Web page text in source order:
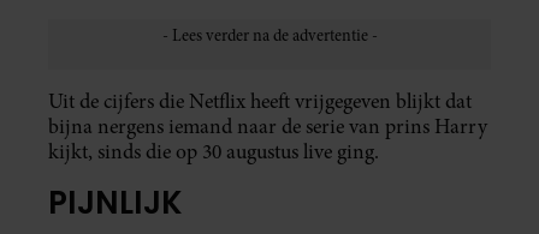
Uit de cijfers die Netflix heeft vrijgegeven blijkt dat
bijna nergens iemand naar de serie van prins Harry
kijkt, sinds die op 30 augustus live ging.
PIJNLIJK